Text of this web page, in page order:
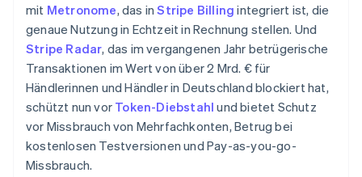
mit Metronome, das inStripe Billing integriert ist, die
genaue Nutzung in Echtzeit in Rechnung stellen. Und
Stripe Radar, das im vergangenen Jahr betrügerische
Transaktionen im Wert von über 2 Mrd. € für
Händlerinnen und Händler in Deutschland blockiert hat,
schützt nun vor Token-Diebstahl und bietet Schutz
vor Missbrauch von Mehrfachkonten, Betrug bei
kostenlosen Testversionen und Pay-as-you-go-
Missbrauch.
Dänemark
English
Deutschland
DeutschEnglish
Estland
English
Festlandchina
简体中文English
Finnland
English Svenska
Frankreich